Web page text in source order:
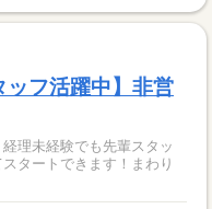
ッフ活躍中】非営
理未経験でも先輩スタッ
タートできます！まわり